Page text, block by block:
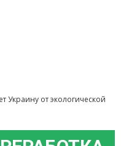
Украину от экологической